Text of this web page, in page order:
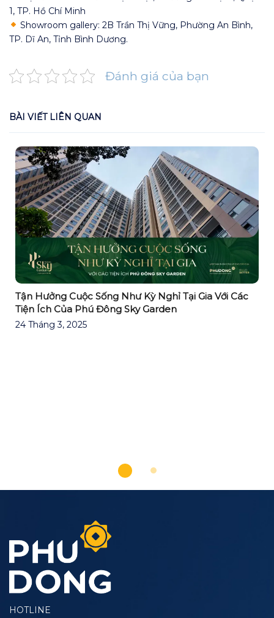
1, TP. Hồ Chí Minh
Showroom gallery: 2B Trần Thị Vững, Phường An Bình,
TP. Dĩ An, Tỉnh Bình Dương.
Đánh giá của bạn
BÀI VIẾT LIÊN QUAN
Tận Hưởng Cuộc Sống Như Kỳ Nghỉ Tại Gia Với Các
Tiện Ích Của Phú Đông Sky Garden
24 Tháng 3, 2025
HOTLINE